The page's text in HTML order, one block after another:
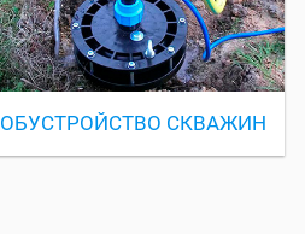
ОБУСТРОЙСТВО СКВАЖИН